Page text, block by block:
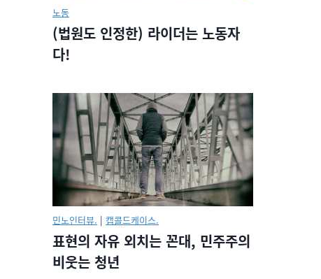
노동
(법원도 인정한) 라이더는 노동자
다!
민노인터뷰. | 캡콜드케이스.
표현의 자유 외치는 꼰대, 민주주의
비웃는 청년